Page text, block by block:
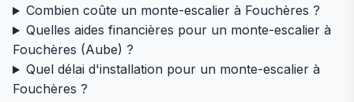
Combien coûte un monte-escalier à Fouchères ?
Quelles aides financières pour un monte-escalier à
Fouchères (Aube) ?
Quel délai d'installation pour un monte-escalier à
Fouchères ?